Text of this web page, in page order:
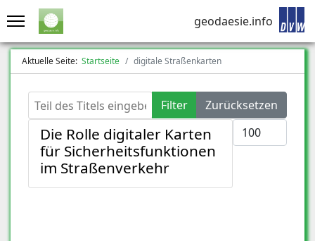
geodaesie.info
Aktuelle Seite: Startseite digitale Straßenkarten
Teil des Titels eingeben Filter
Zurücksetzen
Anzeige #
Die Rolle digitaler Karten
für Sicherheitsfunktionen
im Straßenverkehr